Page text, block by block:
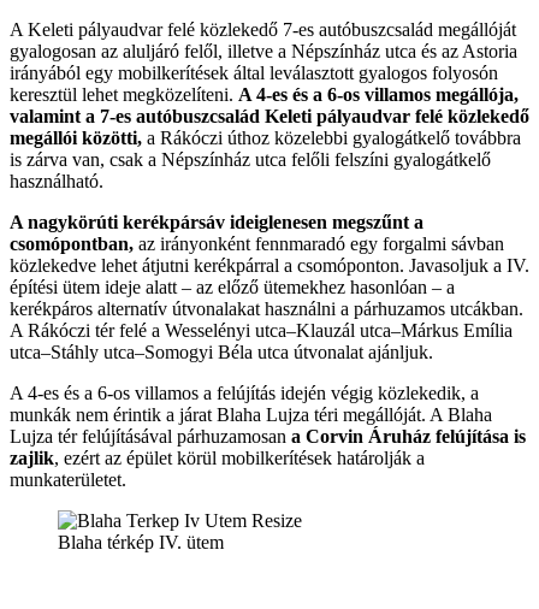
A Keleti pályaudvar felé közlekedő 7-es autóbuszcsalád megállóját
gyalogosan az aluljáró felől, illetve a Népszínház utca és az Astoria
irányából egy mobilkerítések által leválasztott gyalogos folyosón
keresztül lehet megközelíteni. A 4-es és a 6-os villamos megállója,
valamint a 7-es autóbuszcsalád Keleti pályaudvar felé közlekedő
megállói közötti, a Rákóczi úthoz közelebbi gyalogátkelő továbbra
is zárva van, csak a Népszínház utca felőli felszíni gyalogátkelő
használható.
A nagykörúti kerékpársáv ideiglenesen megszűnt a
csomópontban, az irányonként fennmaradó egy forgalmi sávban
közlekedve lehet átjutni kerékpárral a csomóponton. Javasoljuk a IV.
építési ütem ideje alatt – az előző ütemekhez hasonlóan – a
kerékpáros alternatív útvonalakat használni a párhuzamos utcákban.
A Rákóczi tér felé a Wesselényi utca–Klauzál utca–Márkus Emília
utca–Stáhly utca–Somogyi Béla utca útvonalat ajánljuk.
A 4-es és a 6-os villamos a felújítás idején végig közlekedik, a
munkák nem érintik a járat Blaha Lujza téri megállóját. A Blaha
Lujza tér felújításával párhuzamosan a Corvin Áruház felújítása is
zajlik, ezért az épület körül mobilkerítések határolják a
munkaterületet.
Blaha térkép IV. ütem